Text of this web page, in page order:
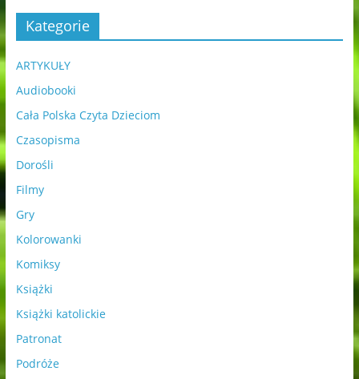
Kategorie
ARTYKUŁY
Audiobooki
Cała Polska Czyta Dzieciom
Czasopisma
Dorośli
Filmy
Gry
Kolorowanki
Komiksy
Książki
Książki katolickie
Patronat
Podróże